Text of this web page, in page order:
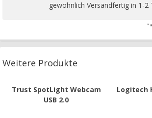
gewöhnlich Versandfertig in 1-2
*
Weitere Produkte
Trust SpotLight Webcam
USB 2.0
Logitech